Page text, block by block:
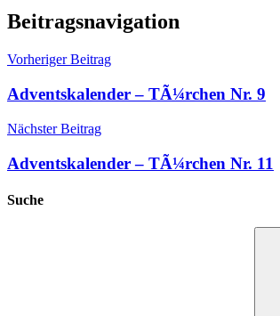
Beitragsnavigation
Vorheriger Beitrag
Adventskalender – TÃ¼rchen Nr. 9
Nächster Beitrag
Adventskalender – TÃ¼rchen Nr. 11
Suche